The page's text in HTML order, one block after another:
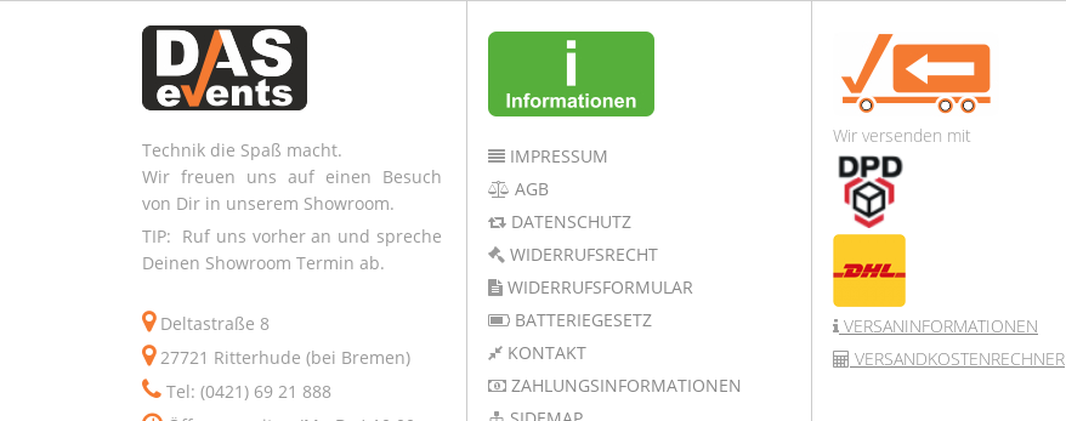
Technik die Spaß macht.
Wir freuen uns auf einen Besuch
von Dir in unserem Showroom.
TIP: Ruf uns vorher an und spreche
Deinen Showroom Termin ab.
Deltastraße 8
27721 Ritterhude (bei Bremen)
Tel: (0421) 69 21 888
IMPRESSUM
AGB
DATENSCHUTZ
WIDERRUFSRECHT
WIDERRUFSFORMULAR
BATTERIEGESETZ
KONTAKT
ZAHLUNGSINFORMATIONEN
Wir versenden mit
VERSANINFORMATIONEN
VERSANDKOSTENRECHNER